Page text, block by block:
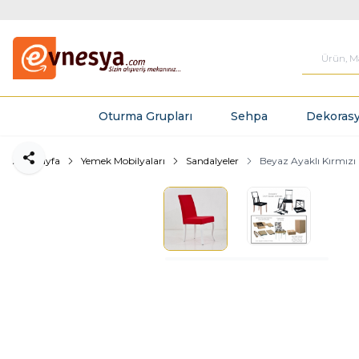
Oturma Grupları Sehpa
Ana Sayfa Yemek Mobilyaları Sandalyeler Beyaz Ayaklı
Paylaş